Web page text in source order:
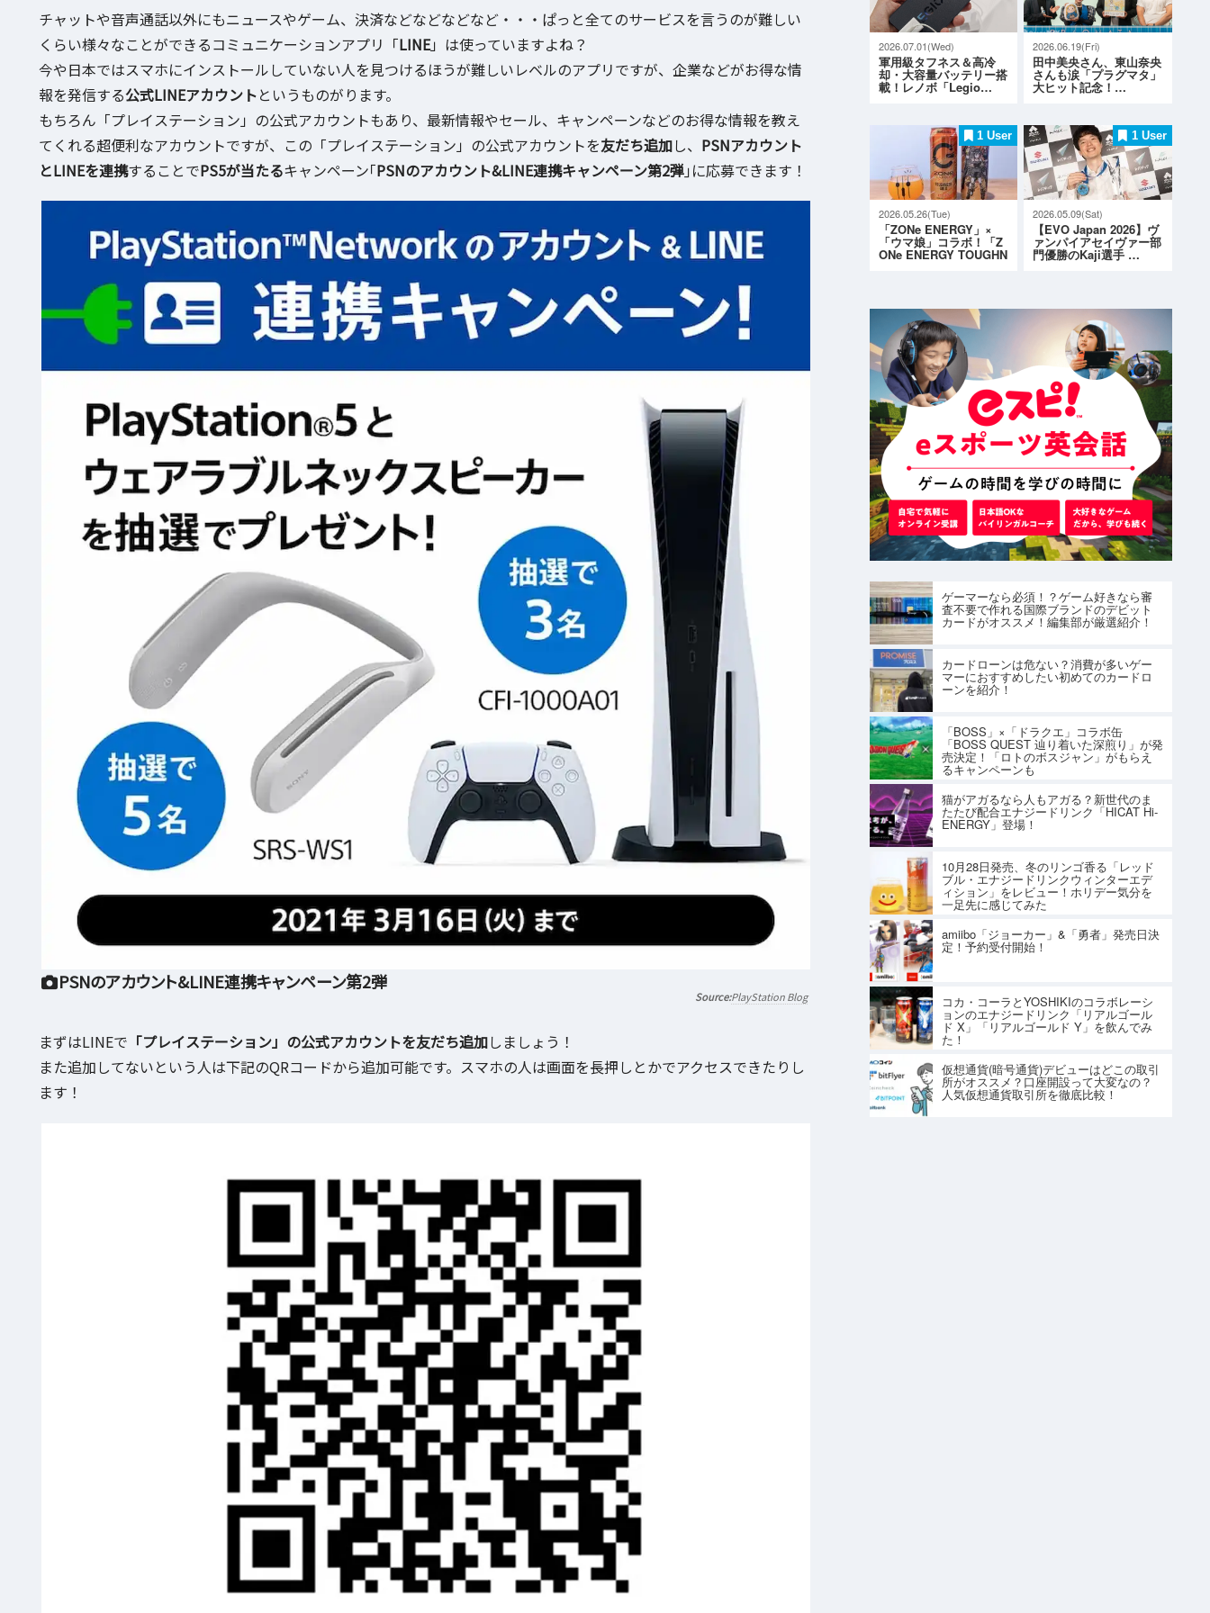
チャットや音声通話以外にもニュースやゲーム、決済などなどなどなど・・・ぱっと全てのサービスを言うのが難しい
くらい様々なことができるコミュニケーションアプリ「LINE」は使っていますよね？
今や日本ではスマホにインストールしていない人を見つけるほうが難しいレベルのアプリですが、企業などがお得な情
報を発信する公式LINEアカウントというものがります。
もちろん「プレイステーション」の公式アカウントもあり、最新情報やセール、キャンペーンなどのお得な情報を教え
てくれる超便利なアカウントですが、この「プレイステーション」の公式アカウントを友だち追加し、 PSNアカウント
とLINEを連携することでPS5が当たるキャンペーン｢PSNのアカウント&LINE連携キャンペーン第2弾｣に応募できます！
PSNのアカウント&LINE連携キャンペーン第2弾
PlayStation Blog
まずはLINEで 「プレイステーション」の公式アカウントを友だち追加しましょう！
また追加してないという人は下記のQRコードから追加可能です。スマホの人は画面を長押しとかでアクセスできたりし
ます！
2026.07.01(Wed)
軍用級タフネス＆高冷
却・大容量バッテリー搭
載！レノボ「Legio…
2026.06.19(Fri)
田中美央さん、東山奈央
さんも涙「プラグマタ」
大ヒット記念！…
1 User
2026.05.26(Tue)
「ZONe ENERGY」×
「ウマ娘」コラボ！「Z
ONe ENERGY TOUGHN
1 User
2026.05.09(Sat)
【EVO Japan 2026】ヴ
ァンパイアセイヴァー部
門優勝のKaji選手 …
ゲーマーなら必須！？ゲーム好きなら審
査不要で作れる国際ブランドのデビット
カードがオススメ！編集部が厳選紹介！
カードローンは危ない？消費が多いゲー
マーにおすすめしたい初めてのカードロ
ーンを紹介！
「BOSS」×「ドラクエ」コラボ缶
「BOSS QUEST 辿り着いた深煎り」が発
売決定！「ロトのボスジャン」がもらえ
るキャンペーンも
猫がアガるなら人もアガる？新世代のま
たたび配合エナジードリンク「HICAT Hi-
ENERGY」登場！
10月28日発売、冬のリンゴ香る「レッド
ブル・エナジードリンクウィンターエデ
ィション」をレビュー！ホリデー気分を
一足先に感じてみた
amiibo「ジョーカー」&「勇者」発売日決
定！予約受付開始！
コカ・コーラとYOSHIKIのコラボレーシ
ョンのエナジードリンク「リアルゴール
ド X」「リアルゴールド Y」を飲んでみ
た！
仮想通貨(暗号通貨)デビューはどこの取引
所がオススメ？口座開設って大変なの？
人気仮想通貨取引所を徹底比較！